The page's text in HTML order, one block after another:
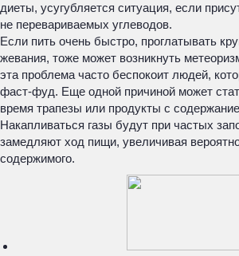
диеты, усугубляется ситуация, если
не перевариваемых углеводов.
Если пить очень быстро, проглатывать
жевания, тоже может возникнуть
эта проблема часто беспокоит людей,
фаст-фуд. Еще одной причиной может
время трапезы или продукты с
Накапливаться газы будут при частых
замедляют ход пищи, увеличивая
содержимого.